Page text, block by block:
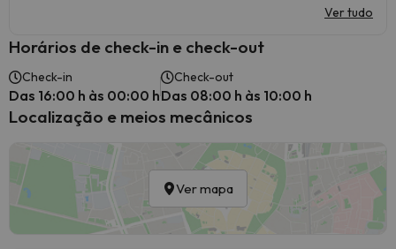
Ver tudo
Horários de check-in e check-out
Check-in
Das 16:00 h às 00:00 h
Check-out
Das 08:00 h às 10:00 h
Localização e meios mecânicos
Ver mapa